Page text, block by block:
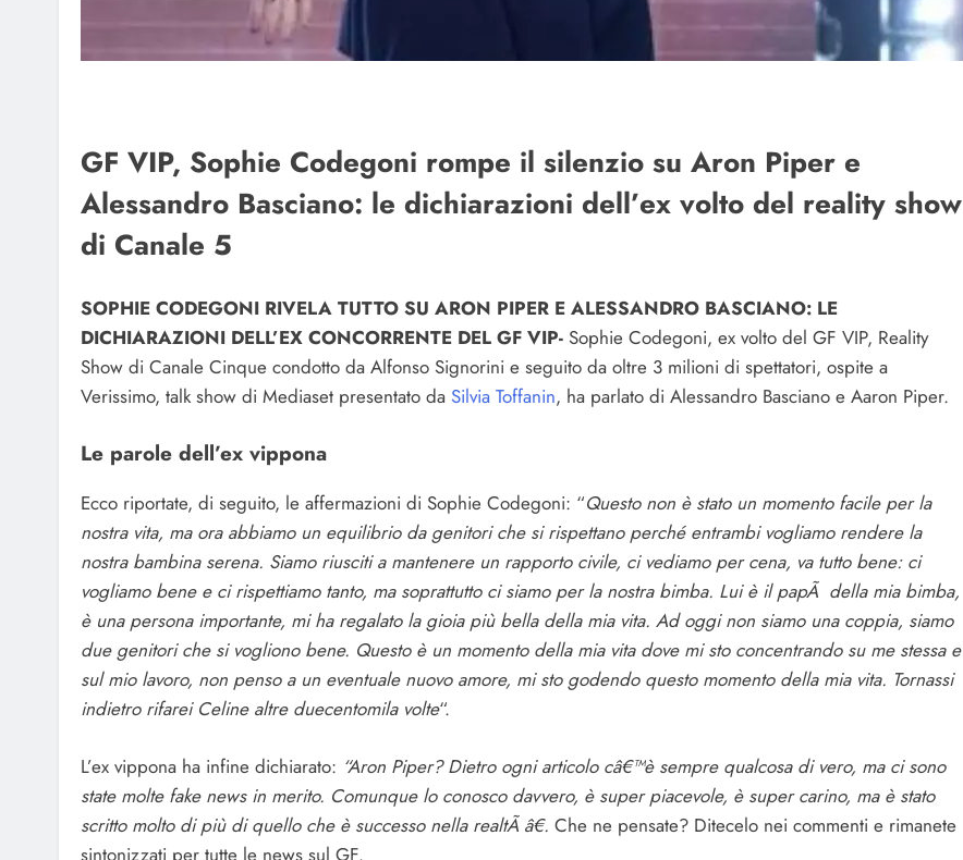
GF VIP, Sophie Codegoni rompe il silenzio su Aron Piper e
Alessandro Basciano: le dichiarazioni dell’ex volto del reality show
di Canale 5
SOPHIE CODEGONI RIVELA TUTTO SU ARON PIPER E ALESSANDRO BASCIANO: LE
DICHIARAZIONI DELL’EX CONCORRENTE DEL GF VIP- Sophie Codegoni, ex volto del GF VIP, Reality
Show di Canale Cinque condotto da Alfonso Signorini e seguito da oltre 3 milioni di spettatori, ospite a
Verissimo, talk show di Mediaset presentato da Silvia Toffanin, ha parlato di Alessandro Basciano e Aaron Piper.
Le parole dell’ex vippona
Ecco riportate, di seguito, le affermazioni di Sophie Codegoni: “Questo non è stato un momento facile per la
nostra vita, ma ora abbiamo un equilibrio da genitori che si rispettano perché entrambi vogliamo rendere la
nostra bambina serena. Siamo riusciti a mantenere un rapporto civile, ci vediamo per cena, va tutto bene: ci
vogliamo bene e ci rispettiamo tanto, ma soprattutto ci siamo per la nostra bimba. Lui è il papÃ della mia bimba,
è una persona importante, mi ha regalato la gioia più bella della mia vita. Ad oggi non siamo una coppia, siamo
due genitori che si vogliono bene. Questo è un momento della mia vita dove mi sto concentrando su me stessa e
sul mio lavoro, non penso a un eventuale nuovo amore, mi sto godendo questo momento della mia vita. Tornassi
indietro rifarei Celine altre duecentomila volte“.
L’ex vippona ha infine dichiarato: “Aron Piper? Dietro ogni articolo câ€™è sempre qualcosa di vero, ma ci sono
state molte fake news in merito. Comunque lo conosco davvero, è super piacevole, è super carino, ma è stato
scritto molto di più di quello che è successo nella realtÃ â€. Che ne pensate? Ditecelo nei commenti e rimanete
sintonizzati per tutte le news sul GF.